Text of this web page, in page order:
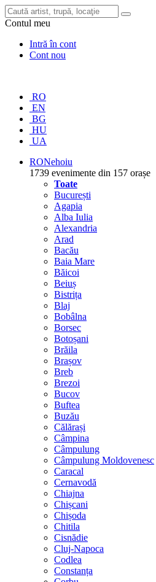
Contul meu
Intră în cont
Cont nou
RO
EN
BG
HU
UA
RONehoiu
1739 evenimente din 157 orașe
Toate
București
Agapia
Alba Iulia
Alexandria
Arad
Bacău
Baia Mare
Băicoi
Beiuș
Bistrița
Blaj
Bobâlna
Borsec
Botoșani
Brăila
Brașov
Breb
Brezoi
Bucov
Buftea
Buzău
Călărași
Câmpina
Câmpulung
Câmpulung Moldovenesc
Caracal
Cernavodă
Chiajna
Chișcani
Chișoda
Chitila
Cisnădie
Cluj-Napoca
Codlea
Constanța